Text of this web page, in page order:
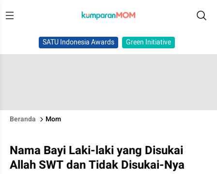
SATU Indonesia Awards Green Initiative
Beranda Mom
Nama Bayi Laki-laki yang Disukai
Allah SWT dan Tidak Disukai-Nya